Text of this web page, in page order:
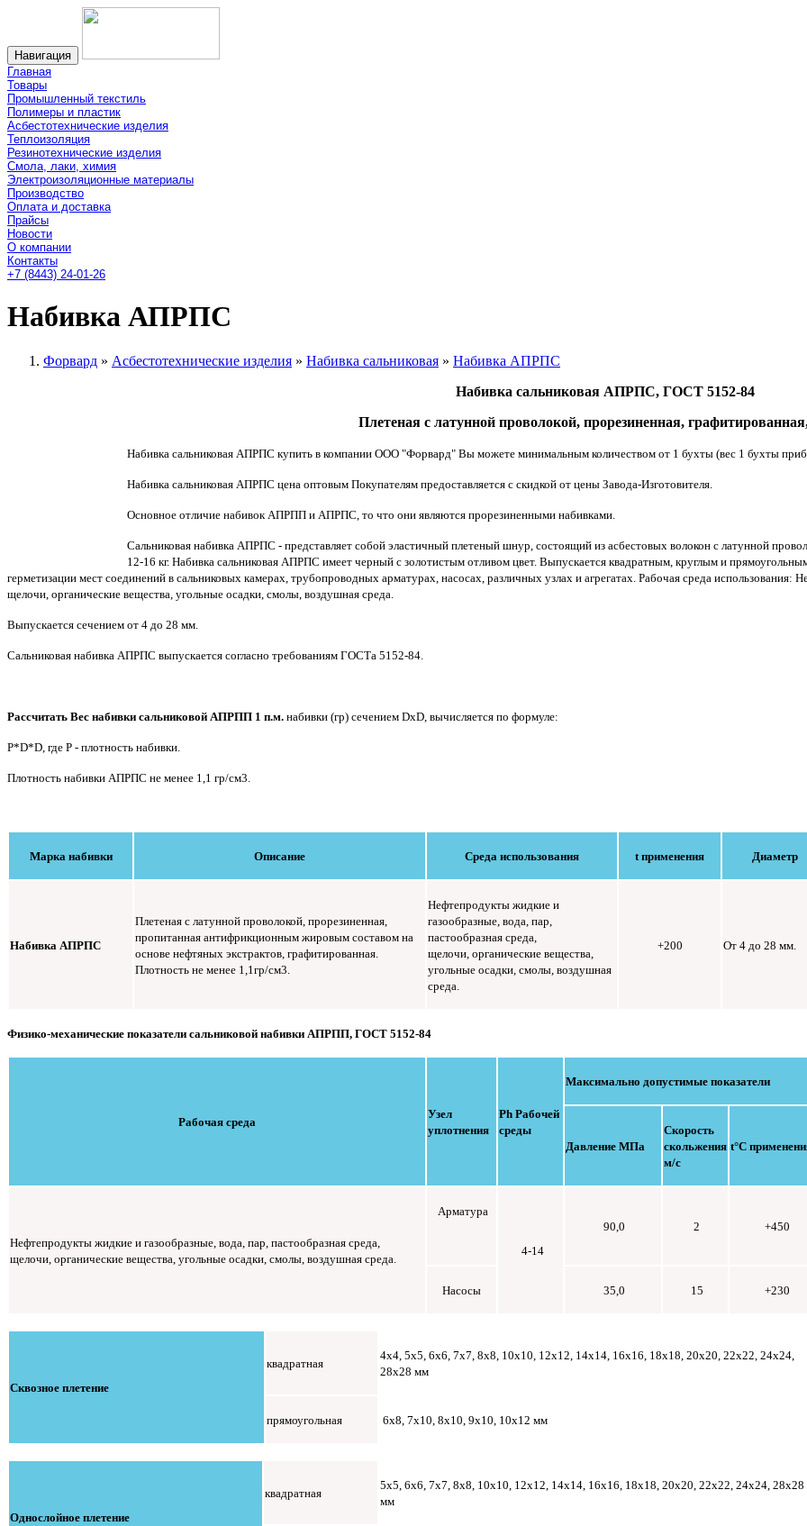
Навигация
Главная
Товары
Промышленный текстиль
Полимеры и пластик
Асбестотехнические изделия
Теплоизоляция
Резинотехнические изделия
Смола, лаки, химия
Электроизоляционные материалы
Производство
Оплата и доставка
Прайсы
Новости
О компании
Контакты
+7 (8443) 24-01-26
Набивка АПРПС
Форвард » Асбестотехнические изделия » Набивка сальниковая » Набивка АПРПС
Набивка сальниковая АПРПС, ГОСТ 5152-84
Плетеная с латунной проволокой, прорезиненная,
Набивка сальниковая АПРПС купить в компании ООО "Форвард" Вы можете минимальным количеством от 1 бухты (вес 1 бухты
Набивка сальниковая АПРПС цена оптовым Покупателям предоставляется с скидкой от цены Завода-Изготовителя.
Основное отличие набивок АПРПП и АПРПС, то что они являются прорезиненными набивками.
Сальниковая набивка АПРПС - представляет собой эластичный плетеный шнур, состоящий из асбестовых волокон с латунной
12-16 кг. Набивка сальниковая АПРПС имеет черный с золотистым отливом цвет. Выпускается квадратным, круглым и
герметизации мест соединений в сальниковых камерах, трубопроводных арматурах, насосах, различных узлах и агрегатах. Рабочая среда использования:
щелочи, органические вещества, угольные осадки, смолы, воздушная среда.
Выпускается сечением от 4 до 28 мм.
Сальниковая набивка АПРПС выпускается согласно требованиям ГОСТа 5152-84.
Рассчитать Вес набивки сальниковой АПРПП 1 п.м. набивки (гр) сечением DxD, вычисляется по формуле:
P*D*D, где P - плотность набивки.
Плотность набивки АПРПС не менее 1,1 гр/см3.
Марка набивки Описание Среда использования t применения Диаметр
Набивка АПРПС
Плетеная с латунной проволокой, прорезиненная,
пропитанная антифрикционным жировым составом на
основе нефтяных экстрактов, графитированная.
Плотность не менее 1,1гр/см3.
Нефтепродукты жидкие и
газообразные, вода, пар,
пастообразная среда,
щелочи, органические вещества,
угольные осадки, смолы, воздушная
среда.
+200 От 4 до 28 мм.
Физико-механические показатели сальниковой набивки АПРПП, ГОСТ 5152-84
Рабочая среда
Узел
уплотнения
Рh Рабочей
среды
Максимально допустимые показатели
Давление МПа
Скорость
скольжения
м/с
t°C
Нефтепродукты жидкие и газообразные, вода, пар, пастообразная среда,
щелочи, органические вещества, угольные осадки, смолы, воздушная среда.
Арматура
4-14
90,0 2 +450
Насосы 35,0 15 +230
Сквозное плетение
квадратная
4х4, 5х5, 6х6, 7х7, 8х8, 10х10, 12х12, 14х14, 16х16, 18х18, 20х20, 22х22, 24х24,
28х28 мм
прямоугольная 6х8, 7х10, 8х10, 9х10, 10х12 мм
Однослойное плетение
квадратная
5х5, 6х6, 7х7, 8х8, 10х10, 12х12, 14х14, 16х16, 18х18, 20х20, 22х22, 24х24, 28х28
мм